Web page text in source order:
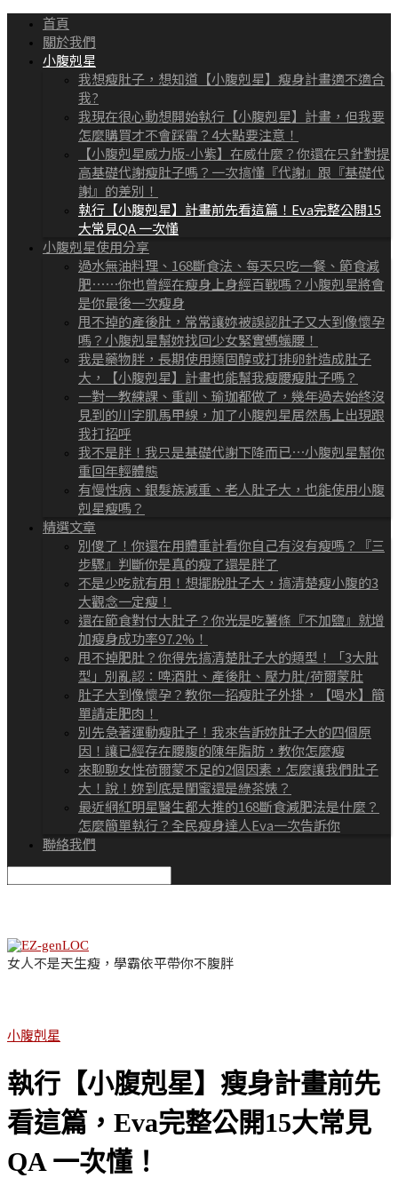
首頁
關於我們
小腹剋星
我想瘦肚子，想知道【小腹剋星】瘦身計畫適不適合
我?
我現在很心動想開始執行【小腹剋星】計畫，但我要
怎麼購買才不會踩雷？4大點要注意！
【小腹剋星威力版-小紫】在威什麼？你還在只針對提
高基礎代謝瘦肚子嗎？一次搞懂『代謝』跟『基礎代
謝』的差別！
執行【小腹剋星】計畫前先看這篇！Eva完整公開15
大常見QA 一次懂
小腹剋星使用分享
過水無油料理、168斷食法、每天只吃一餐、節食減
肥⋯⋯你也曾經在瘦身上身經百戰嗎？小腹剋星將會
是你最後一次瘦身
甩不掉的產後肚，常常讓妳被誤認肚子又大到像懷孕
嗎？小腹剋星幫妳找回少女緊實螞蟻腰！
我是藥物胖，長期使用類固醇或打排卵針造成肚子
大，【小腹剋星】計畫也能幫我瘦腰瘦肚子嗎？
一對一教練課、重訓、瑜珈都做了，幾年過去始終沒
見到的川字肌馬甲線，加了小腹剋星居然馬上出現跟
我打招呼
我不是胖！我只是基礎代謝下降而已⋯小腹剋星幫你
重回年輕體態
有慢性病、銀髮族減重、老人肚子大，也能使用小腹
剋星瘦嗎？
精選文章
別傻了！你還在用體重計看你自己有沒有瘦嗎？『三
步驟』判斷你是真的瘦了還是胖了
不是少吃就有用！想擺脫肚子大，搞清楚瘦小腹的3
大觀念一定瘦！
還在節食對付大肚子？你光是吃薯條『不加鹽』就增
加瘦身成功率97.2%！
甩不掉肥肚？你得先搞清楚肚子大的類型！「3大肚
型」別亂認：啤酒肚、產後肚、壓力肚/荷爾蒙肚
肚子大到像懷孕？教你一招瘦肚子外掛，【喝水】簡
單請走肥肉！
別先急著運動瘦肚子！我來告訴妳肚子大的四個原
因！讓已經存在腰腹的陳年脂肪，教你怎麼瘦
來聊聊女性荷爾蒙不足的2個因素，怎麼讓我們肚子
大！說！妳到底是閨蜜還是綠茶婊？
最近網紅明星醫生都大推的168斷食減肥法是什麼？
怎麼簡單執行？全民瘦身達人Eva一次告訴你
聯絡我們
女人不是天生瘦，學霸依平帶你不腹胖
小腹剋星
執行【小腹剋星】瘦身計畫前先
看這篇，Eva完整公開15大常見
QA 一次懂！